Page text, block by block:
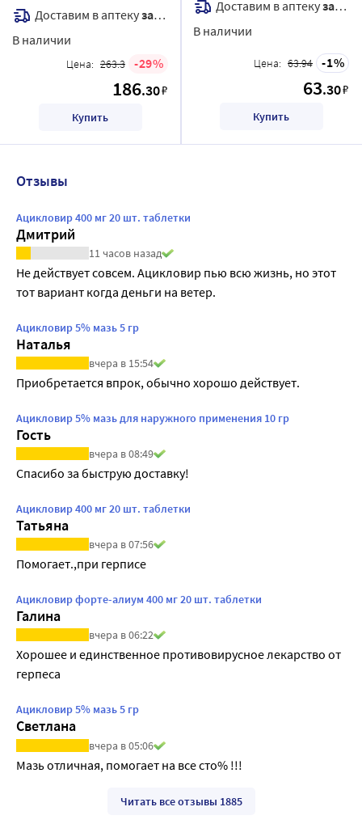
Доставим в аптекузавтра
В наличии
Цена: 263.3 29
186.30₽
Купить
Доставим в аптекузавтра
В наличии
Цена: 63.94 1
63.30₽
Купить
Отзывы
Ацикловир 400 мг 20 шт. таблетки
Дмитрий
11 часов назад
Не действует совсем. Ацикловир пью всю жизнь, но этот
тот вариант когда деньги на ветер.
Ацикловир 5% мазь 5 гр
Наталья
вчера в 15:54
Приобретается впрок, обычно хорошо действует.
Ацикловир 5% мазь для наружного применения 10 гр
Гость
вчера в 08:49
Спасибо за быструю доставку!
Ацикловир 400 мг 20 шт. таблетки
Татьяна
вчера в 07:56
Помогает.,при герписе
Ацикловир форте-алиум 400 мг 20 шт. таблетки
Галина
вчера в 06:22
Хорошее и единственное противовирусное лекарство от
герпеса
Ацикловир 5% мазь 5 гр
Светлана
вчера в 05:06
Мазь отличная, помогает на все сто% !!!
Читать все отзывы 1885